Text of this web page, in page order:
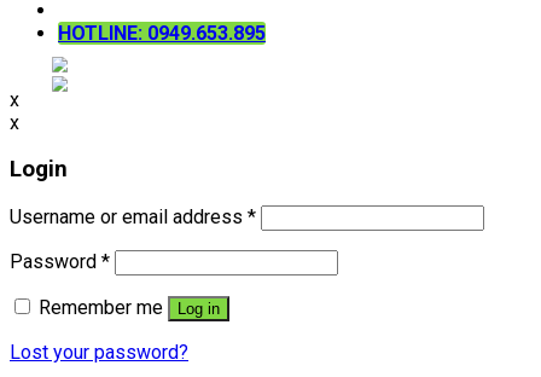
HOTLINE: 0949.653.895
x
x
Login
Username or email address *
Password *
Remember me
Log in
Lost your password?